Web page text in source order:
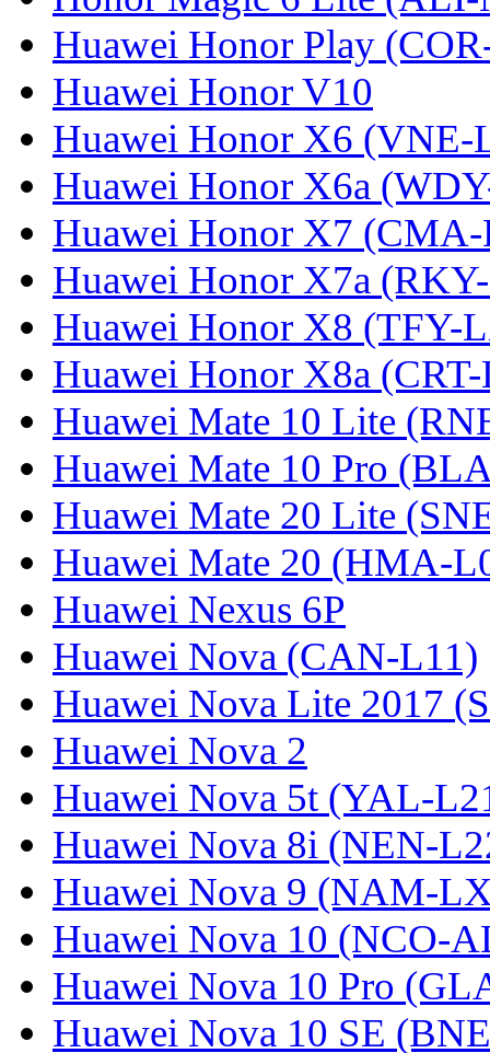
Huawei Honor Play
Huawei Honor V10
Huawei Honor X6 (VNE-
Huawei Honor X6a
Huawei Honor X7
Huawei Honor X7a
Huawei Honor X8 (TFY-
Huawei Honor X8a
Huawei Mate 10 Lite
Huawei Mate 10 Pro
Huawei Mate 20 Lite
Huawei Mate 20 (HMA-
Huawei Nexus 6P
Huawei Nova (CAN-L11)
Huawei Nova Lite 2017
Huawei Nova 2
Huawei Nova 5t (YAL-
Huawei Nova 8i (NEN-
Huawei Nova 9 (NAM-
Huawei Nova 10 (NCO-
Huawei Nova 10 Pro
Huawei Nova 10 SE